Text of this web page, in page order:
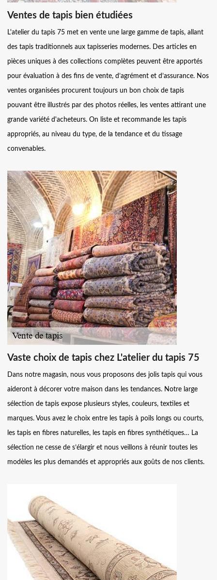
Ventes de tapis bien étudiées
L'atelier du tapis 75 met en vente une large gamme de tapis, allant
des tapis traditionnels aux tapisseries modernes. Des articles en
pièces uniques à des collections complètes peuvent être apportés
pour évaluation à des fins de vente, d’agrément et d’assurance. Nos
ventes organisées procurent toujours un bon choix de tapis
pouvant être illustrés par des photos réelles, les ventes attirant une
grande variété d'acheteurs. On liste et recommande les tapis
appropriés, au niveau du type, de la tendance et du tissage
convenables.
Vaste choix de tapis chez L'atelier du tapis 75
Dans notre magasin, nous vous proposons des jolis tapis qui vous
aideront à décorer votre maison dans les tendances. Notre large
sélection de tapis expose plusieurs styles, couleurs, textiles et
marques. Vous avez le choix entre les tapis à poils longs ou courts,
les tapis en fibres naturelles, les tapis en fibres synthétiques… La
sélection ne cesse de s’élargir et nous veillons à réunir toutes les
modèles les plus demandés et appropriés aux goûts de nos clients.